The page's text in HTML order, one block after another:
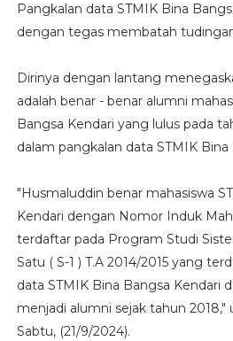
Pangkalan data STMIK Bina
dengan tegas membatah
Dirinya dengan lantang
adalah benar - benar alumni
Bangsa Kendari yang lulus pada
dalam pangkalan data STMIK Bina
"Husmaluddin benar mahasiswa
Kendari dengan Nomor Induk
terdaftar pada Program Studi
Satu ( S-1 ) T.A 2014/2015 yang
data STMIK Bina Bangsa Kendari
menjadi alumni sejak tahun 2018,"
Sabtu, (21/9/2024).